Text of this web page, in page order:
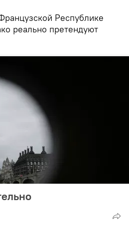
Республике
реально претендуют